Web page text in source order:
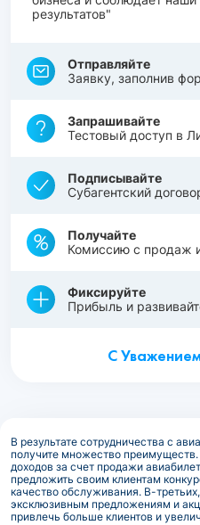
результатов"
Отправляйте
Заявку, заполнив
Запрашивайте
Тестовый доступ в
Подписывайте
Субагентский
Получайте
Комиссию с продаж
Фиксируйте
Прибыль и
С
В результате сотрудничества с
получите множество
доходов за счет продажи
предложить своим клиентам
качество обслуживания. В-
эксклюзивным предложениям и
привлечь больше клиентов и